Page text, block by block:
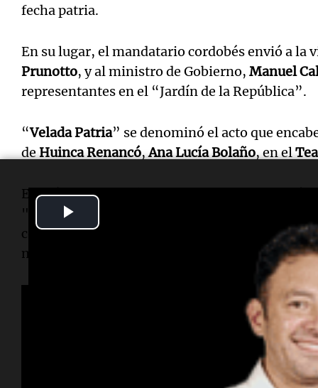
fecha patria.
En su lugar, el mandatario cordobés envió a la
Prunotto, y al ministro de Gobierno, Manuel
representantes en el “Jardín de la República”.
“Velada Patria” se denominó el acto que
deHuinca Renancó,Ana Lucía Bolaño, en el
En diálogo con
"unidad de los argentinos". "Si nosotros nos
con objetivos en común, la Argentina está
mejor, con más trabajo, con más empleo",